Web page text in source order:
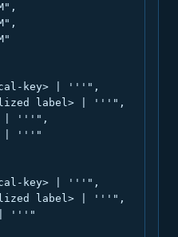
key> | '''",
label> | '''",
'''",
| '''"
key> | '''",
label> | '''",
'''"